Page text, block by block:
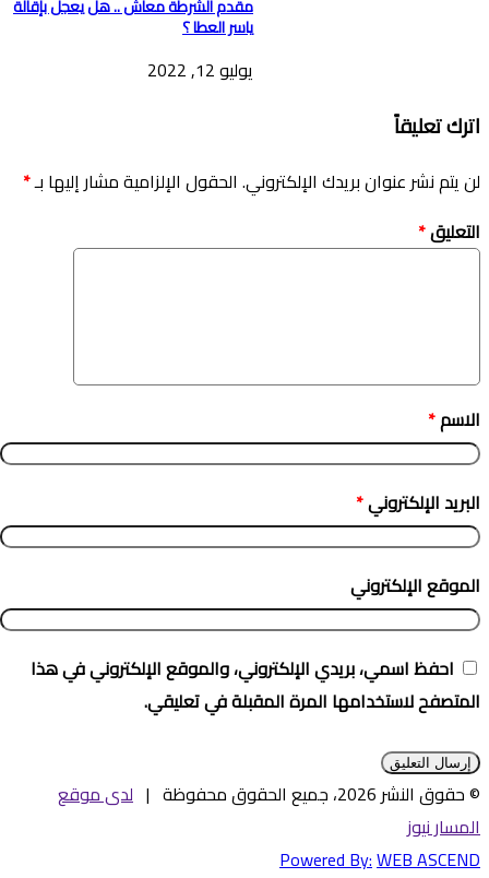
مقدم الشرطة معاش .. هل يعجل بإقالة
ياسر العطا ؟
يوليو 12, 2022
اترك تعليقاً
لن يتم نشر عنوان بريدك الإلكتروني. الحقول الإلزامية مشار إليها بـ*
التعليق*
الاسم*
البريد الإلكتروني*
الموقع الإلكتروني
احفظ اسمي، بريدي الإلكتروني، والموقع الإلكتروني في هذا
المتصفح لاستخدامها المرة المقبلة في تعليقي.
© حقوق النشر 2026، جميع الحقوق محفوظة |
لدى موقع
المسار نيوز
Powered By:WEB ASCEND